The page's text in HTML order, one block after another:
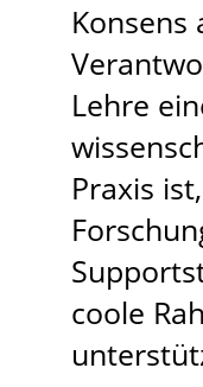
Konsens
Lehre
Praxis
coole